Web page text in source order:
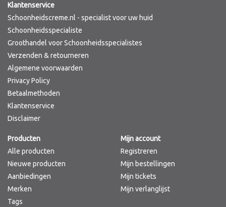
Klantenservice
Schoonheidscreme.nl - specialist voor uw huid
Schoonheidsspecialiste
Groothandel voor Schoonheidsspecialistes
Verzenden & retourneren
Algemene voorwaarden
Privacy Policy
Betaalmethoden
Klantenservice
Disclaimer
Producten
Alle producten
Nieuwe producten
Aanbiedingen
Merken
Tags
Mijn account
Registreren
Mijn bestellingen
Mijn tickets
Mijn verlanglijst